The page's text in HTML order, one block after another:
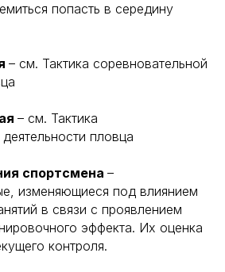
попасть в середину
– см. Тактика соревновательной
– см. Тактика
пловца
спортсмена –
изменяющиеся под влиянием
в связи с проявлением
эффекта. Их оценка
контроля.